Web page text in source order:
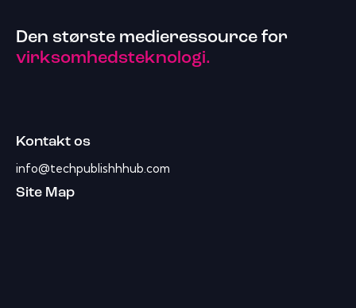
Den største medieressource for
virksomhedsteknologi.
Kontakt os
info@techpublishhhub.com
Site Map